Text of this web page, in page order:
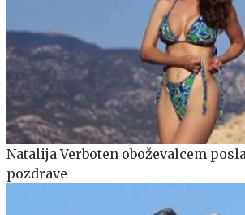
Natalija Verboten oboževalcem
pozdrave